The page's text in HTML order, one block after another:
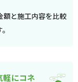
額と施工内容を比較
軽にコネ